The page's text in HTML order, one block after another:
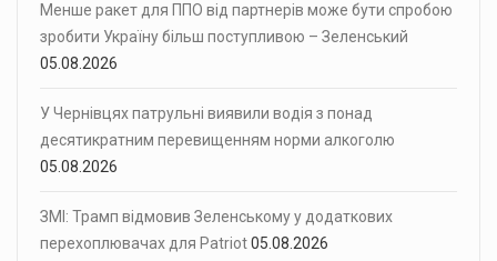
Менше ракет для ППО від партнерів може бути спробою
зробити Україну більш поступливою – Зеленський
05.08.2026
У Чернівцях патрульні виявили водія з понад
десятикратним перевищенням норми алкоголю
05.08.2026
ЗМІ: Трамп відмовив Зеленському у додаткових
перехоплювачах для Patriot05.08.2026